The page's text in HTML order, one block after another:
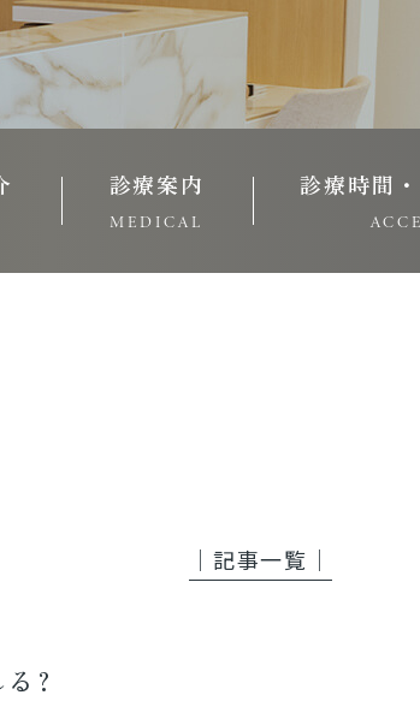
診療案内
MEDICAL
診療時間
│記事一覧│
?